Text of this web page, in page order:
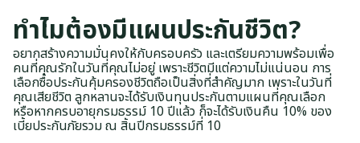
ทำไมต้องมีแผนประกันชีวิต?
อยากสร้างความมั่นคงให้กับครอบครัว และเตรียมความพร้อมเพื่อ
คนที่คุณรักในวันที่คุณไม่อยู่ เพราะชีวิตมีแต่ความไม่แน่นอน การ
เลือกซื้อประกันคุ้มครองชีวิตถือเป็นสิ่งที่สำคัญมาก เพราะในวันที่
คุณเสียชีวิต ลูกหลานจะได้รับเงินทุนประกันตามแผนที่คุณเลือก
หรือหากครบอายุกรมธรรม์ 10 ปีแล้ว ก็จะได้รับเงินคืน 10% ของ
เบี้ยประกันภัยรวม ณ สิ้นปีกรมธรรม์ที่ 10